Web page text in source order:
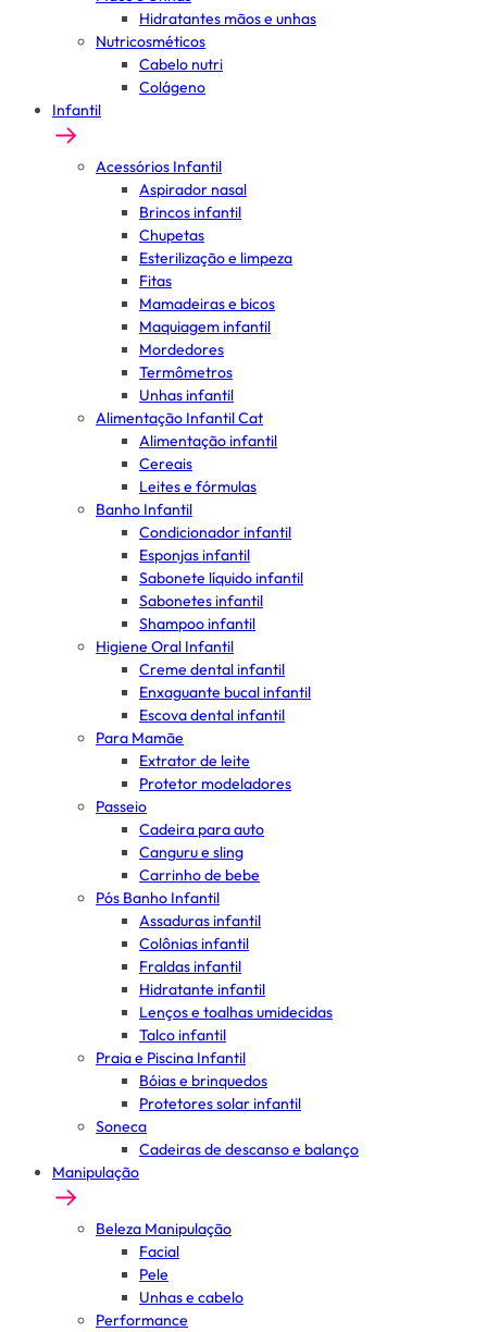
Hidratantes mãos e unhas
Nutricosméticos
Cabelo nutri
Colágeno
Infantil
Acessórios Infantil
Aspirador nasal
Brincos infantil
Chupetas
Esterilização e limpeza
Fitas
Mamadeiras e bicos
Maquiagem infantil
Mordedores
Termômetros
Unhas infantil
Alimentação Infantil Cat
Alimentação infantil
Cereais
Leites e fórmulas
Banho Infantil
Condicionador infantil
Esponjas infantil
Sabonete líquido infantil
Sabonetes infantil
Shampoo infantil
Higiene Oral Infantil
Creme dental infantil
Enxaguante bucal infantil
Escova dental infantil
Para Mamãe
Extrator de leite
Protetor modeladores
Passeio
Cadeira para auto
Canguru e sling
Carrinho de bebe
Pós Banho Infantil
Assaduras infantil
Colônias infantil
Fraldas infantil
Hidratante infantil
Lenços e toalhas umidecidas
Talco infantil
Praia e Piscina Infantil
Bóias e brinquedos
Protetores solar infantil
Soneca
Cadeiras de descanso e balanço
Manipulação
Beleza Manipulação
Facial
Pele
Unhas e cabelo
Performance